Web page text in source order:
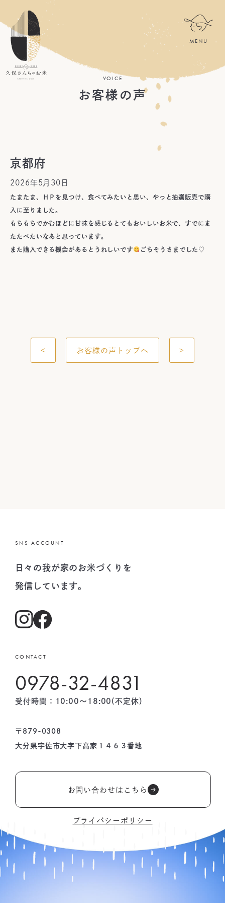
VOICE
お客様の声
京都府
2026年5月30日
たまたま、ＨＰを見つけ、食べてみたいと思い、やっと抽選販売で購
入に至りました。
もちもちでかむほどに甘味を感じるとてもおいしいお米で、すでにま
たたべたいなあと思っています。
また購入できる機会があるとうれしいです ごちそうさまでした♡
< お客様の声トップへ >
SNS ACCOUNT
日々の我が家のお米づくりを
発信しています。
CONTACT
0978-32-4831
受付時間：10:00〜18:00(不定休)
〒879-0308
大分県宇佐市大字下高家１４６３番地
お問い合わせはこちら
プライバシーポリシー